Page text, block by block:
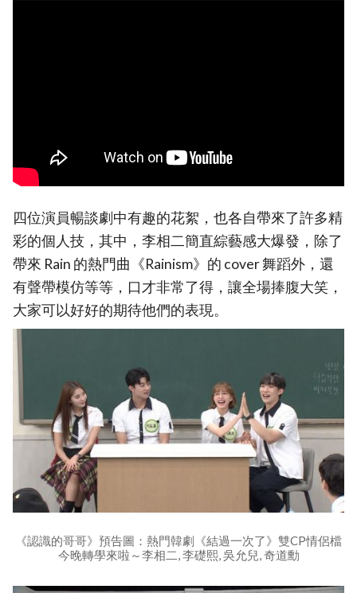
四位演員暢談劇中有趣的花絮，也各自帶來了許多精
彩的個人技，其中，李相二簡直綜藝感大爆發，除了
帶來 Rain 的熱門曲《Rainism》的 cover 舞蹈外，還
有聲帶模仿等等，口才非常了得，讓全場捧腹大笑，
大家可以好好的期待他們的表現。
《認識的哥哥》預告圖：熱門韓劇《結過一次了》雙CP情侶檔
今晚轉學來啦～李相二, 李礎熙, 吳允兒, 奇道勳